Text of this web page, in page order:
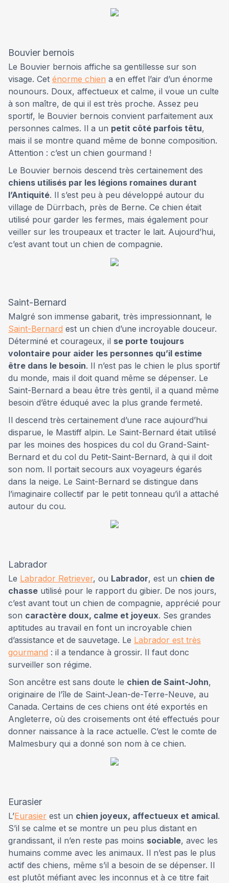
Bouvier bernois
Le Bouvier bernois affiche sa gentillesse sur son
visage. Cet énorme chien a en effet l’air d’un énorme
nounours. Doux, affectueux et calme, il voue un culte
à son maître, de qui il est très proche. Assez peu
sportif, le Bouvier bernois convient parfaitement aux
personnes calmes. Il a un petit côté parfois têtu,
mais il se montre quand même de bonne composition.
Attention : c’est un chien gourmand !
Le Bouvier bernois descend très certainement des
chiens utilisés par les légions romaines durant
l’Antiquité. Il s’est peu à peu développé autour du
village de Dürrbach, près de Berne. Ce chien était
utilisé pour garder les fermes, mais également pour
veiller sur les troupeaux et tracter le lait. Aujourd’hui,
c’est avant tout un chien de compagnie.
Saint-Bernard
Malgré son immense gabarit, très impressionnant, le
Saint-Bernard est un chien d’une incroyable douceur.
Déterminé et courageux, il se porte toujours
volontaire pour aider les personnes qu’il estime
être dans le besoin. Il n’est pas le chien le plus sportif
du monde, mais il doit quand même se dépenser. Le
Saint-Bernard a beau être très gentil, il a quand même
besoin d’être éduqué avec la plus grande fermeté.
Il descend très certainement d’une race aujourd’hui
disparue, le Mastiff alpin. Le Saint-Bernard était utilisé
par les moines des hospices du col du Grand-Saint-
Bernard et du col du Petit-Saint-Bernard, à qui il doit
son nom. Il portait secours aux voyageurs égarés
dans la neige. Le Saint-Bernard se distingue dans
l’imaginaire collectif par le petit tonneau qu’il a attaché
autour du cou.
Labrador
Le Labrador Retriever, ou Labrador, est un chien de
chasse utilisé pour le rapport du gibier. De nos jours,
c’est avant tout un chien de compagnie, apprécié pour
son caractère doux, calme et joyeux. Ses grandes
aptitudes au travail en font un incroyable chien
d’assistance et de sauvetage. Le Labrador est très
gourmand : il a tendance à grossir. Il faut donc
surveiller son régime.
Son ancêtre est sans doute le chien de Saint-John,
originaire de l’île de Saint-Jean-de-Terre-Neuve, au
Canada. Certains de ces chiens ont été exportés en
Angleterre, où des croisements ont été effectués pour
donner naissance à la race actuelle. C’est le comte de
Malmesbury qui a donné son nom à ce chien.
Eurasier
L’Eurasier est un chien joyeux, affectueux et amical.
S’il se calme et se montre un peu plus distant en
grandissant, il n’en reste pas moins sociable, avec les
humains comme avec les animaux. Il n’est pas le plus
actif des chiens, même s’il a besoin de se dépenser. Il
est plutôt méfiant avec les inconnus et à ce titre fait